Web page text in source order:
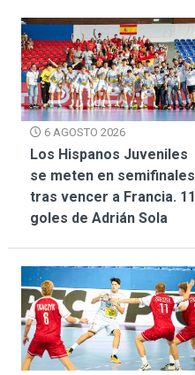
6 AGOSTO 2026
Los Hispanos Juveniles
se meten en semifinales
tras vencer a Francia. 11
goles de Adrián Sola